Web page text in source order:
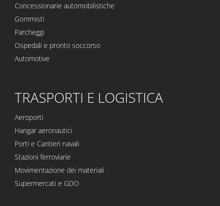
Concessionarie automobilistiche
Gommisti
Parcheggi
Ospedali e pronto soccorso
Automotive
TRASPORTI E LOGISTICA
Aeroporti
Hangar aeronautici
Porti e Cantieri navali
Stazioni ferroviarie
Movimentazione dei materiali
Supermercati e GDO